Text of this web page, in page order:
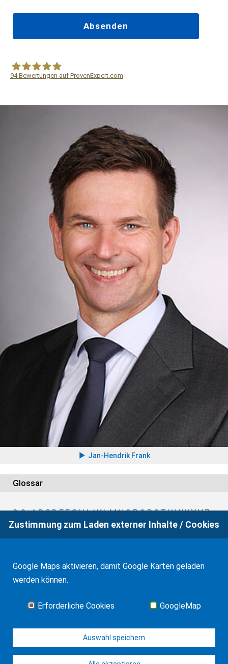
94Bewertungen auf ProvenExpert.com
Jan-Hendrik Frank
Glossar
0-9 ABCDEFGHIJKLMNOPQRSTUVWXYZ
Auf Wunsch beraten wir auch telefonisch oder über
finden Sie auf derZoom-Seite.
Zustimmung zum Laden externer Inhalte / Cookies
Google Maps aktivieren, damit Google Karten geladen
werden können.
Erforderliche Cookies GoogleMap
Auswahl speichern